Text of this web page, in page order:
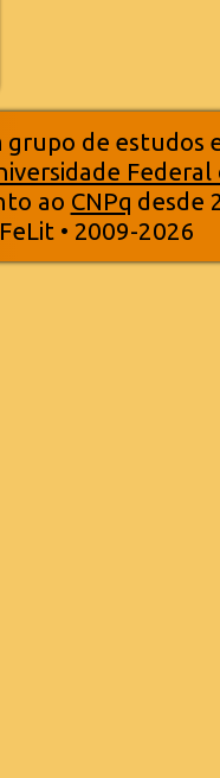
grupo de estudos
Federal
ao CNPq desde
• 2009-2026